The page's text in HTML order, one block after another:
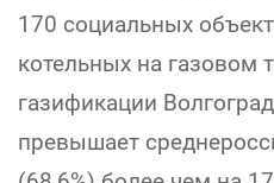
170 социальных
котельных на газовом
газификации
превышает